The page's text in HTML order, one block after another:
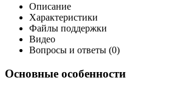
Описание
Характеристики
Файлы поддержки
Видео
Вопросы и ответы (0)
Основные особенности